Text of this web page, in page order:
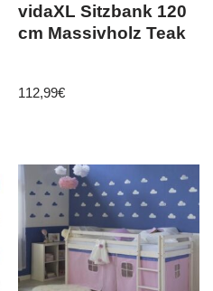
vidaXL Sitzbank 120
cm Massivholz Teak
112,99€